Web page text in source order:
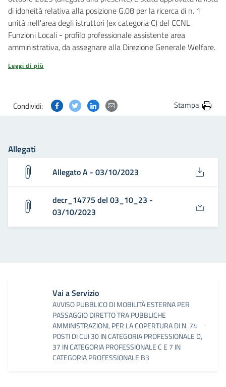
di idoneità relativa alla posizione G.08 per la ricerca di n. 1
unità nell'area degli istruttori (ex categoria C) del CCNL
Funzioni Locali - profilo professionale assistente area
amministrativa, da assegnare alla Direzione Generale Welfare.
Leggi di più
Condividi: Condividi questa pagina su Facebook
Condividi questa pagina su Twitter
Condividi questa pagina su Linkedin
Condividi questa pagina via
Stampa
Allegati
Allegato A - 03/10/2023
decr_14775 del 03_10_23 -
03/10/2023
Vai a Servizio
AVVISO PUBBLICO DI MOBILITÀ ESTERNA PER
PASSAGGIO DIRETTO TRA PUBBLICHE
AMMINISTRAZIONI, PER LA COPERTURA DI N. 74
POSTI DI CUI 30 IN CATEGORIA PROFESSIONALE D,
37 IN CATEGORIA PROFESSIONALE C E 7 IN
CATEGORIA PROFESSIONALE B3